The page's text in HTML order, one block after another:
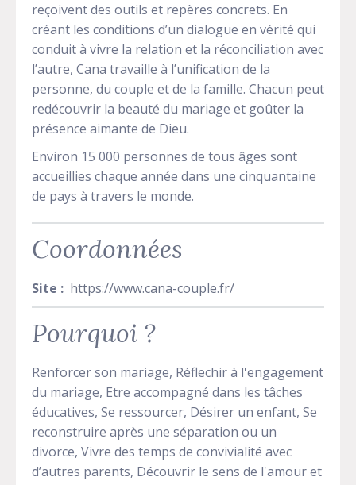
reçoivent des outils et repères concrets. En
créant les conditions d’un dialogue en vérité qui
conduit à vivre la relation et la réconciliation avec
l’autre, Cana travaille à l’unification de la
personne, du couple et de la famille. Chacun peut
redécouvrir la beauté du mariage et goûter la
présence aimante de Dieu.
Environ 15 000 personnes de tous âges sont
accueillies chaque année dans une cinquantaine
de pays à travers le monde.
Coordonnées
Site : https://www.cana-couple.fr/
Pourquoi ?
Renforcer son mariage, Réflechir à l'engagement
du mariage, Etre accompagné dans les tâches
éducatives, Se ressourcer, Désirer un enfant, Se
reconstruire après une séparation ou un
divorce, Vivre des temps de convivialité avec
d’autres parents, Découvrir le sens de l'amour et